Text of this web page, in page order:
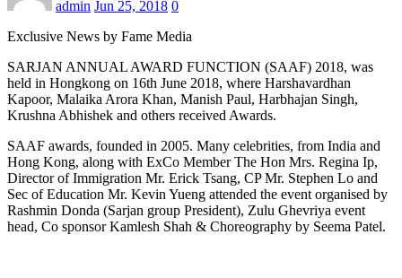
admin Jun 25, 2018 0
Exclusive News by Fame Media
SARJAN ANNUAL AWARD FUNCTION (SAAF) 2018, was
held in Hongkong on 16th June 2018, where Harshavardhan
Kapoor, Malaika Arora Khan, Manish Paul, Harbhajan Singh,
Krushna Abhishek and others received Awards.
SAAF awards, founded in 2005. Many celebrities, from India and
Hong Kong, along with ExCo Member The Hon Mrs. Regina Ip,
Director of Immigration Mr. Erick Tsang, CP Mr. Stephen Lo and
Sec of Education Mr. Kevin Yueng attended the event organised by
Rashmin Donda (Sarjan group President), Zulu Ghevriya event
head, Co sponsor Kamlesh Shah & Choreography by Seema Patel.